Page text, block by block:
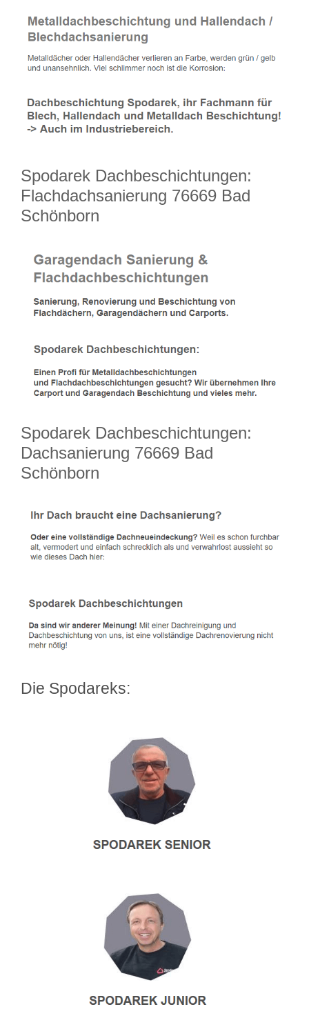
Spodarek Dachbeschichtungen:
Flachdachsanierung 76669 Bad
Schönborn
Spodarek Dachbeschichtungen:
Dachsanierung 76669 Bad
Schönborn
Die Spodareks: